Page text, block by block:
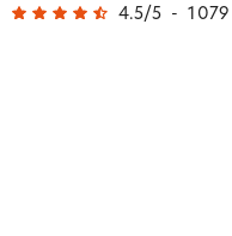
4.5/5 - 1 079